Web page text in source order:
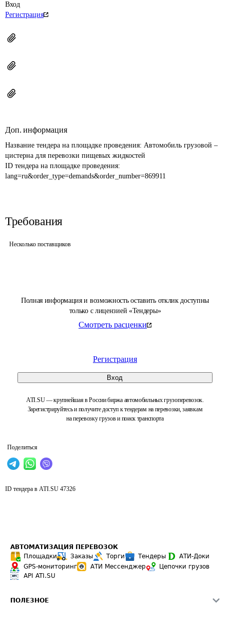
Полная информация и возможность оставить отклик доступны
только с лицензией «Тендеры»
Смотреть расценки
Регистрация
Вход
ATI.SU — крупнейшая в России биржа автомобильных грузоперевозок.
Зарегистрируйтесь и получите доступ к тендерам на перевозки, заявкам
на перевозку грузов и поиск транспорта
Поделиться
Вход
Регистрация
Доп. информация
Название тендера на площадке проведения: Автомобиль грузовой –
цистерна для перевозки пищевых жидкостей
ID тендера на площадке проведения:
lang=ru&order_type=demands&order_number=869911
Требования
Несколько поставщиков
ID тендера в ATI.SU 47326
АВТОМАТИЗАЦИЯ ПЕРЕВОЗОК
Площадки
Заказы Торги Тендеры
АТИ-Доки
GPS-мониторинг
АТИ Мессенджер
Цепочки грузов
API ATI.SU
ПОЛЕЗНОЕ